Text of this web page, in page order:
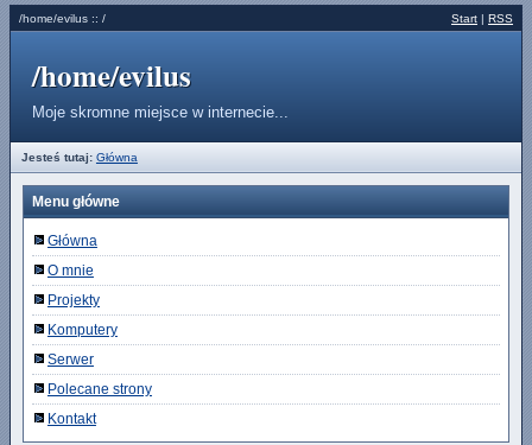
/home/evilus :: / Start |RSS
/home/evilus
Moje skromne miejsce w internecie...
Jesteś tutaj: Główna
Menu główne
Główna
O mnie
Projekty
Komputery
Serwer
Polecane strony
Kontakt